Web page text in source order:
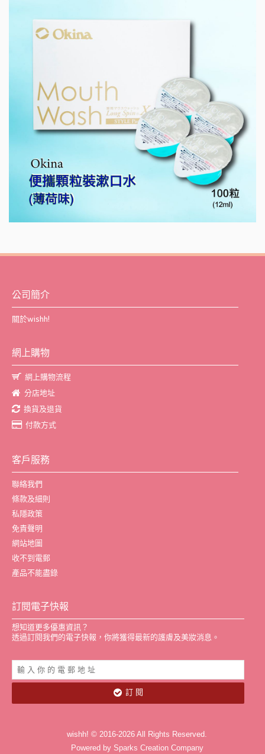
公司簡介
關於wishh!
網上購物
網上購物流程
分店地址
換貨及退貨
付款方式
客戶服務
聯絡我們
條款及細則
私隱政策
免責聲明
網站地圖
收不到電郵
產品不能盡錄
訂閱電子快報
想知道更多優惠資訊？
透過訂閱我們的電子快報，你將獲得最新的護膚及美妝消息。
訂 閱
wishh! © 2016-2026 All Rights Reserved.
Powered by Sparks Creation Company